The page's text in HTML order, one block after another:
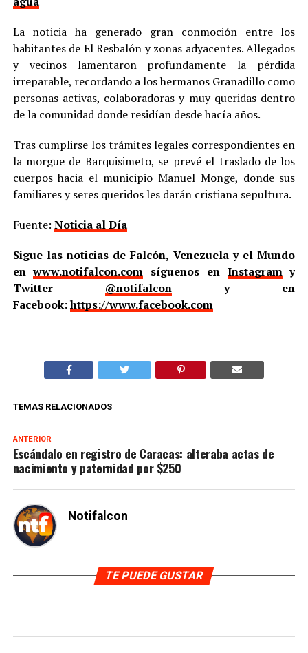
La noticia ha generado gran conmoción entre los
habitantes de El Resbalón y zonas adyacentes. Allegados
y vecinos lamentaron profundamente la pérdida
irreparable, recordando a los hermanos Granadillo como
personas activas, colaboradoras y muy queridas dentro
de la comunidad donde residían desde hacía años.
Tras cumplirse los trámites legales correspondientes en
la morgue de Barquisimeto, se prevé el traslado de los
cuerpos hacia el municipio Manuel Monge, donde sus
familiares y seres queridos les darán cristiana sepultura.
Fuente: Noticia al Día
Sigue las noticias de Falcón, Venezuela y el Mundo
enwww.notifalcon.com síguenos en Instagramy
Twitter @notifalcony en
Facebook:https://www.facebook.com
TEMAS RELACIONADOS
ANTERIOR
Escándalo en registro de Caracas: alteraba actas de
nacimiento y paternidad por $250
Notifalcon
TE PUEDE GUSTAR